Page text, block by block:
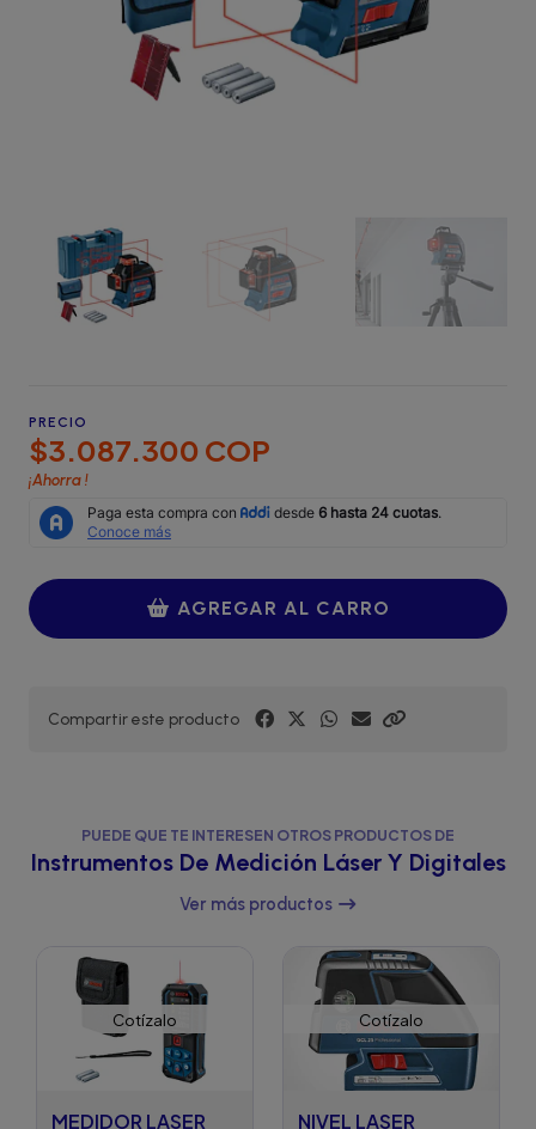
PRECIO
$3.087.300 COP
¡Ahorra!
AGREGAR AL CARRO
Compartir este producto
PUEDE QUE TE INTERESEN OTROS PRODUCTOS DE
Instrumentos De Medición Láser Y Digitales
Ver más productos
Cotízalo
MEDIDOR LASER
Cotízalo
NIVEL LASER